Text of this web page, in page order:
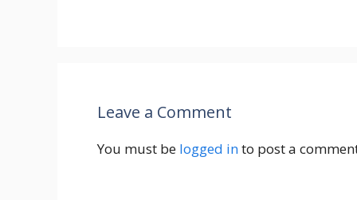
Leave a Comment
You must be logged into post a